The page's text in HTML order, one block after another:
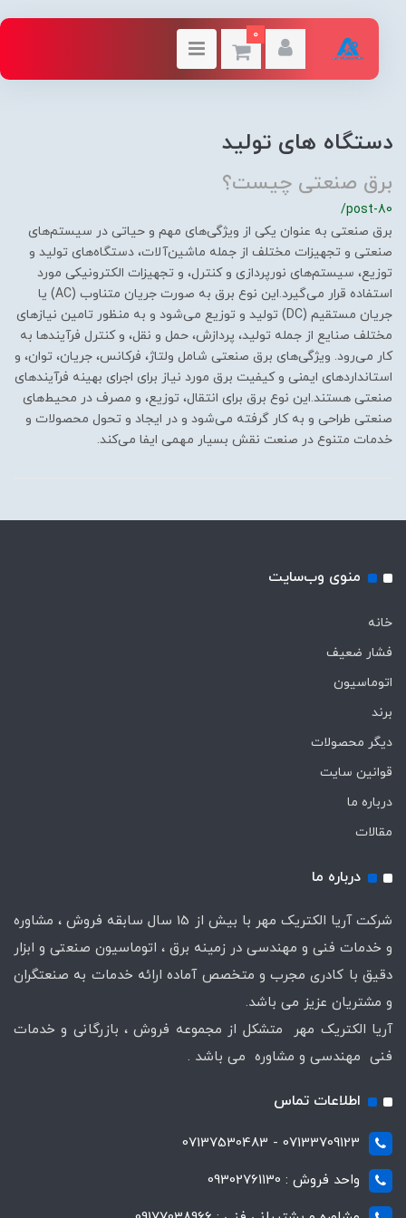
0
دستگاه های تولید
برق صنعتی چیست؟
/post-80
برق صنعتی به عنوان یکی از ویژگی‌های مهم و حیاتی در سیستم‌های
صنعتی و تجهیزات مختلف از جمله ماشین‌آلات، دستگاه‌های تولید و
توزیع، سیستم‌های نورپردازی و کنترل، و تجهیزات الکترونیکی مورد
استفاده قرار می‌گیرد.این نوع برق به صورت جریان متناوب (AC) یا
جریان مستقیم (DC) تولید و توزیع می‌شود و به منظور تامین نیازهای
مختلف صنایع از جمله تولید، پردازش، حمل و نقل، و کنترل فرآیندها به
کار می‌رود. ویژگی‌های برق صنعتی شامل ولتاژ، فرکانس، جریان، توان، و
استانداردهای ایمنی و کیفیت برق مورد نیاز برای اجرای بهینه فرآیندهای
صنعتی هستند.این نوع برق برای انتقال، توزیع، و مصرف در محیط‌های
صنعتی طراحی و به کار گرفته می‌شود و در ایجاد و تحول محصولات و
خدمات متنوع در صنعت نقش بسیار مهمی ایفا می‌کند.
منوی وب‌سایت
خانه
فشار ضعیف
اتوماسیون
برند
دیگر محصولات
قوانین سایت
درباره ما
مقالات
درباره ما
شرکت آریا الکتریک مهر با بیش از 15 سال سابقه فروش ، مشاوره
و خدمات فنی و مهندسی در زمینه برق ، اتوماسیون صنعتی و ابزار
دقیق با کادری مجرب و متخصص آماده ارائه خدمات به صنعتگران
و مشتریان عزیز می باشد.
آریا الکتریک مهر متشکل از مجموعه فروش ، بازرگانی و خدمات
فنی مهندسی و مشاوره می باشد .
اطلاعات تماس
07133709123 - 07137530483
واحد فروش : 09302761130